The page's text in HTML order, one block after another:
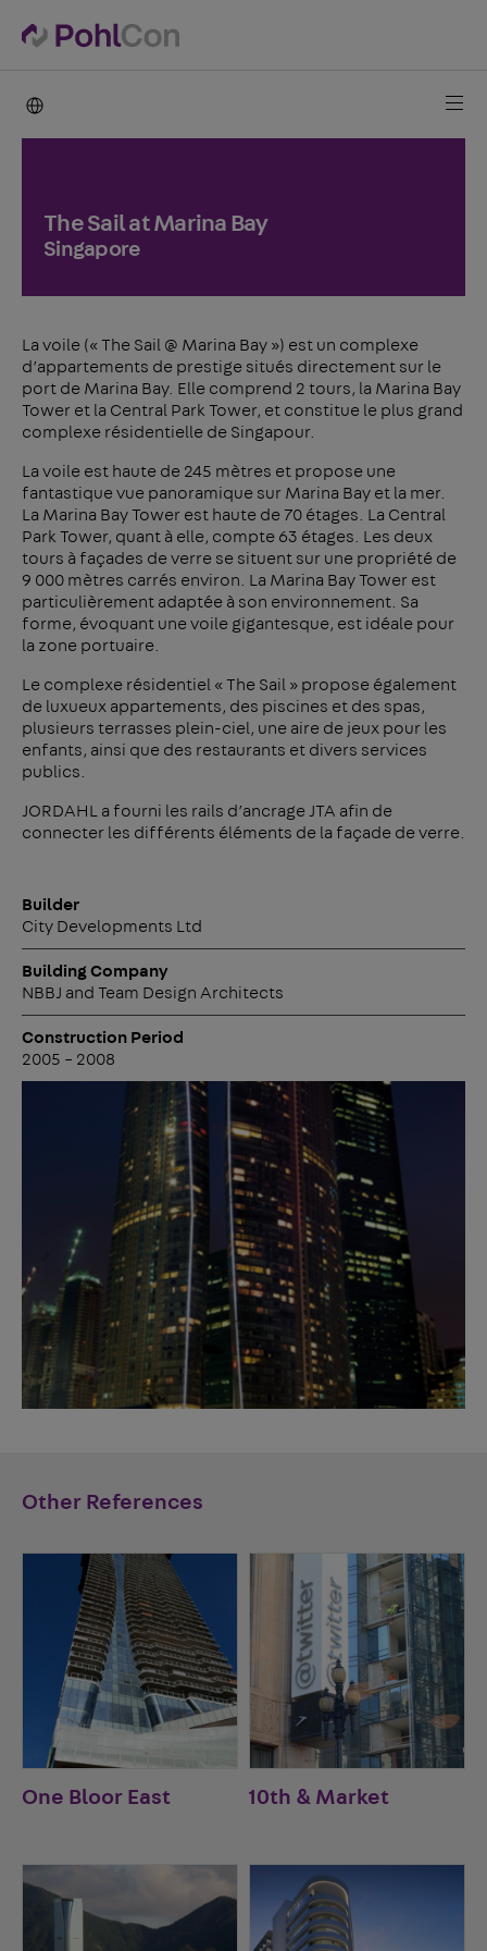
The Sail at Marina Bay
Singapore
La voile (« The Sail @ Marina Bay ») est un complexe
d’appartements de prestige situés directement sur le
port de Marina Bay. Elle comprend 2 tours, la Marina Bay
Tower et la Central Park Tower, et constitue le plus grand
complexe résidentielle de Singapour.
La voile est haute de 245 mètres et propose une
fantastique vue panoramique sur Marina Bay et la mer.
La Marina Bay Tower est haute de 70 étages. La Central
Park Tower, quant à elle, compte 63 étages. Les deux
tours à façades de verre se situent sur une propriété de
9 000 mètres carrés environ. La Marina Bay Tower est
particulièrement adaptée à son environnement. Sa
forme, évoquant une voile gigantesque, est idéale pour
la zone portuaire.
Le complexe résidentiel « The Sail » propose également
de luxueux appartements, des piscines et des spas,
plusieurs terrasses plein-ciel, une aire de jeux pour les
enfants, ainsi que des restaurants et divers services
publics.
JORDAHL a fourni les rails d’ancrage JTA afin de
connecter les différents éléments de la façade de verre.
Builder
City Developments Ltd
Building Company
NBBJ and Team Design Architects
Construction Period
2005 – 2008
Other References
One Bloor East 10th & Market